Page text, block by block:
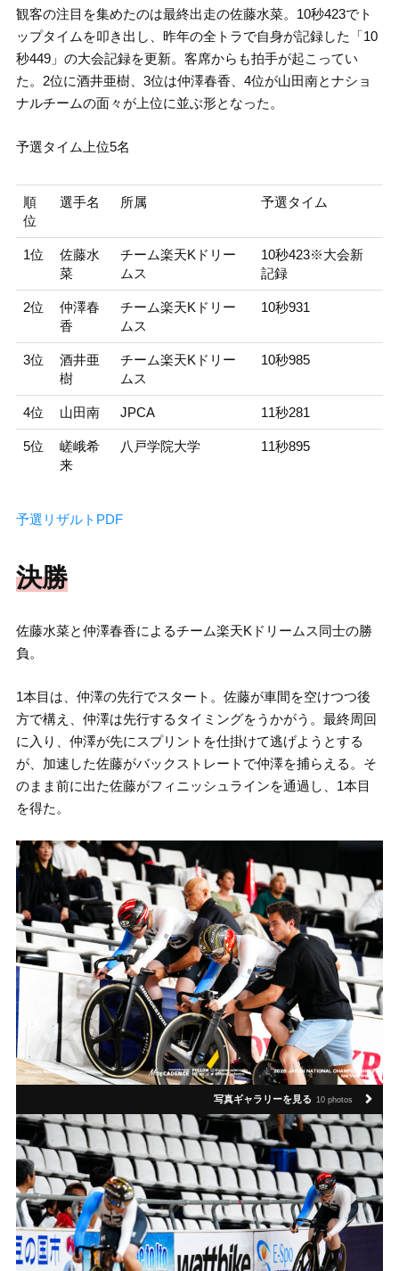
観客の注目を集めたのは最終出走の佐藤水菜。10秒423でト
ップタイムを叩き出し、昨年の全トラで自身が記録した「10
秒449」の大会記録を更新。客席からも拍手が起こってい
た。2位に酒井亜樹、3位は仲澤春香、4位が山田南とナショ
ナルチームの面々が上位に並ぶ形となった。
予選タイム上位5名
順
位
選手名 所属 予選タイム
1位
佐藤水
菜
チーム楽天Kドリー
ムス
10秒423※大会新
記録
2位
仲澤春
香
チーム楽天Kドリー
ムス
10秒931
3位
酒井亜
樹
チーム楽天Kドリー
ムス
10秒985
4位 山田南 JPCA 11秒281
5位
嵯峨希
来
八戸学院大学 11秒895
予選リザルトPDF
決勝
佐藤水菜と仲澤春香によるチーム楽天Kドリームス同士の勝
負。
1本目は、仲澤の先行でスタート。佐藤が車間を空けつつ後
方で構え、仲澤は先行するタイミングをうかがう。最終周回
に入り、仲澤が先にスプリントを仕掛けて逃げようとする
が、加速した佐藤がバックストレートで仲澤を捕らえる。そ
のまま前に出た佐藤がフィニッシュラインを通過し、1本目
を得た。
写真ギャラリーを見る 10 photos